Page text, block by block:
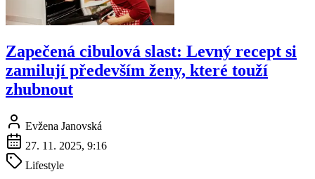
Zapečená cibulová slast: Levný recept si
zamilují především ženy, které touží
zhubnout
Evžena Janovská
27. 11. 2025, 9:16
Lifestyle